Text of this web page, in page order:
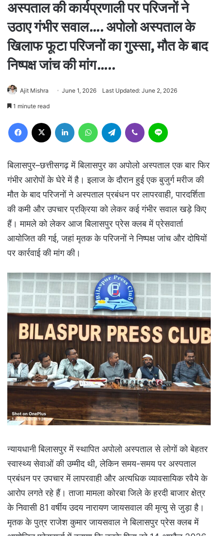
अस्पताल की कार्यप्रणाली पर परिजनों ने
उठाए गंभीर सवाल…. अपोलो अस्पताल के
खिलाफ फूटा परिजनों का गुस्सा, मौत के बाद
निष्पक्ष जांच की मांग…..
Ajit Mishra June 1, 2026 Last Updated: June 2, 2026
1 minute read
Facebook LinkedIn WhatsAppTelegram Viber
बिलासपुर–छत्तीसगढ़ में बिलासपुर का अपोलो अस्पताल एक बार फिर
गंभीर आरोपों के घेरे में है। इलाज के दौरान हुई एक बुजुर्ग मरीज की
मौत के बाद परिजनों ने अस्पताल प्रबंधन पर लापरवाही, पारदर्शिता
की कमी और उपचार प्रक्रिया को लेकर कई गंभीर सवाल खड़े किए
हैं। मामले को लेकर आज बिलासपुर प्रेस क्लब में प्रेसवार्ता
आयोजित की गई, जहां मृतक के परिजनों ने निष्पक्ष जांच और दोषियों
पर कार्रवाई की मांग की।
न्यायधानी बिलासपुर में स्थापित अपोलो अस्पताल से लोगों को बेहतर
स्वास्थ्य सेवाओं की उम्मीद थी, लेकिन समय-समय पर अस्पताल
प्रबंधन पर उपचार में लापरवाही और अत्यधिक व्यावसायिक रवैये के
आरोप लगते रहे हैं। ताजा मामला कोरबा जिले के हरदी बाजार क्षेत्र
के निवासी 81 वर्षीय उदय नारायण जायसवाल की मृत्यु से जुड़ा है।
मृतक के पुत्र राजेश कुमार जायसवाल ने बिलासपुर प्रेस क्लब में